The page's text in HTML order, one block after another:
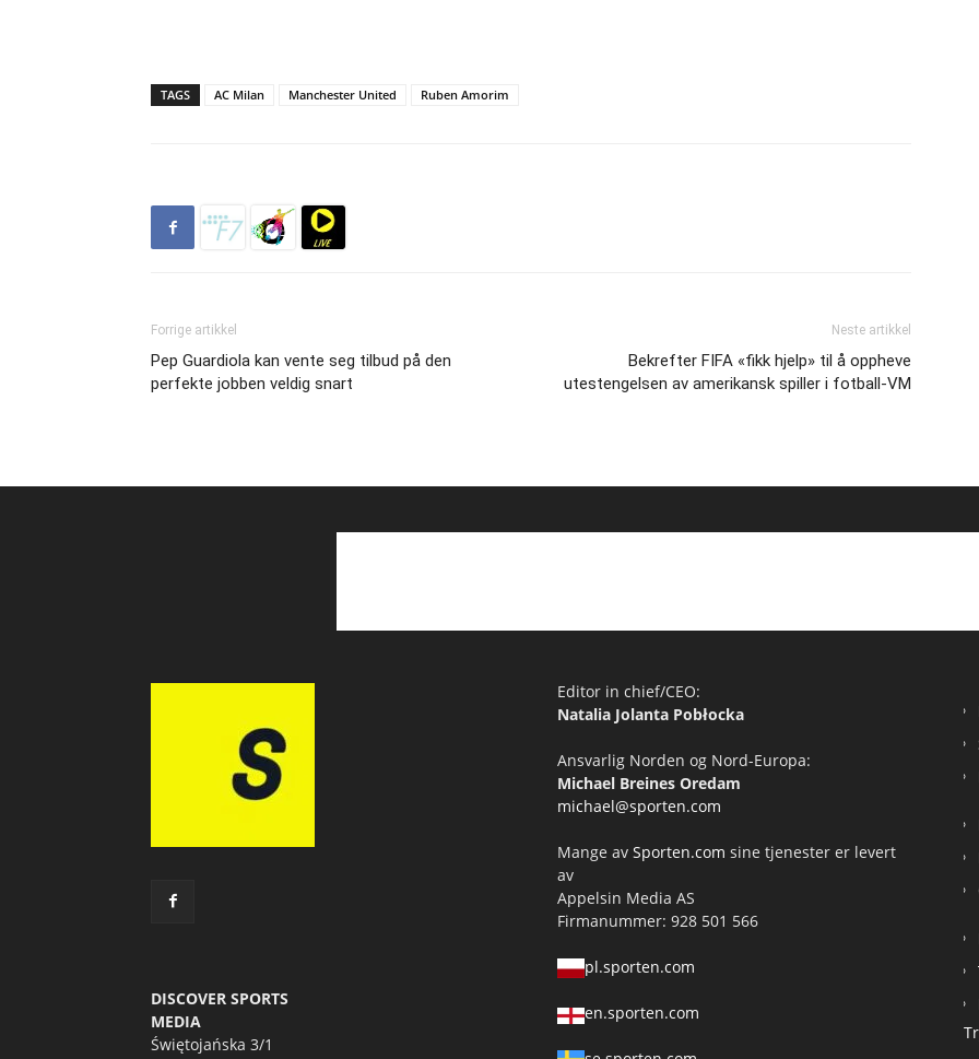
TAGS AC Milan Manchester United Ruben Amorim
Forrige artikkel
Pep Guardiola kan vente seg tilbud på den
perfekte jobben veldig snart
Neste artikkel
Bekrefter FIFA «fikk hjelp» til å oppheve
utestengelsen av amerikansk spiller i fotball-VM
DISCOVER SPORTS
MEDIA
Świętojańska 3/1
Editor in chief/CEO:
Natalia Jolanta Pobłocka
Ansvarlig Norden og Nord-Europa:
Michael Breines Oredam
michael@sporten.com
Mange av Sporten.com sine tjenester er levert
av
Appelsin Media AS
Firmanummer: 928 501 566
pl.sporten.com
en.sporten.com